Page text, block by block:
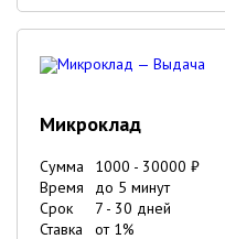
Микроклад
Сумма 1000 - 30000 ₽
Время
до 5 минут
Срок
7 - 30 дней
Ставка
от 1%